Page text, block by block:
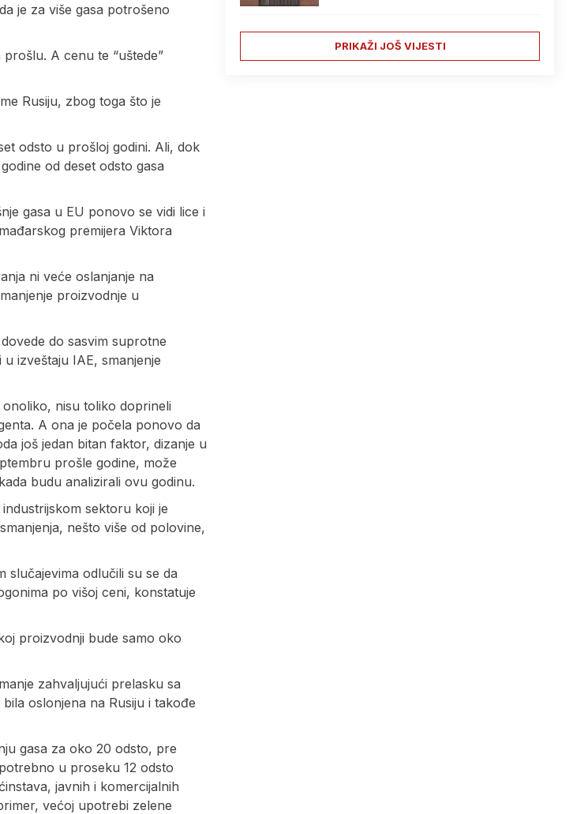
je za više gasa potrošeno
A cenu te “uštede”
Rusiju, zbog toga što je
odsto u prošloj godini. Ali, dok
od deset odsto gasa
gasa u EU ponovo se vidi lice i
premijera Viktora
ni veće oslanjanje na
proizvodnje u
do sasvim suprotne
izveštaju IAE, smanjenje
nisu toliko doprineli
A ona je počela ponovo da
još jedan bitan faktor, dizanje u
prošle godine, može
budu analizirali ovu godinu.
sektoru koji je
nešto više od polovine,
odlučili su se da
po višoj ceni, konstatuje
proizvodnji bude samo oko
zahvaljujući prelasku sa
oslonjena na Rusiju i takođe
gasa za oko 20 odsto, pre
u proseku 12 odsto
javnih i komercijalnih
većoj upotrebi zelene
PRIKAŽI JOŠ VIJESTI